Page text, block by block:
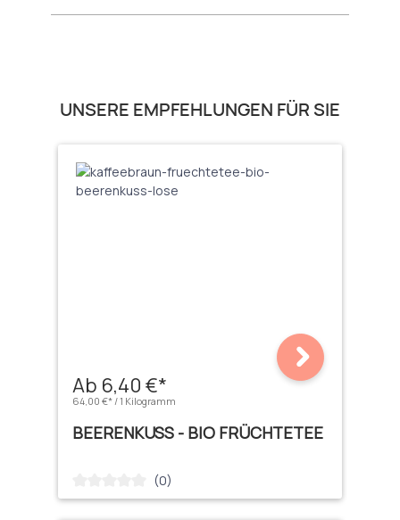
Produktgalerie überspringen
UNSERE EMPFEHLUNGEN FÜR SIE
Ab 6,40 €*
64,00 €* / 1 Kilogramm
BEERENKUSS - BIO FRÜCHTETEE
Durchschnittliche Bewertung von 0 von 5 Sternen
(0)